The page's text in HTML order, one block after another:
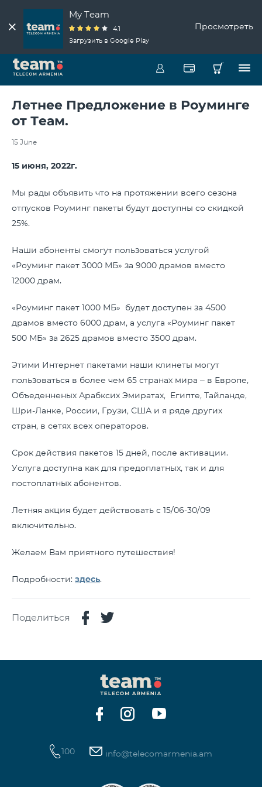
My Team
4.1
Загрузить в Google Play
Просмотреть
Летнее Предложение в Роуминге
от Теам.
15 June
15 июня, 2022г.
Мы рады объявить что на протяжении всего сезона
отпусков Роуминг пакеты будут доступны со скидкой
25%.
Наши абоненты смогут пользоваться услугой
«Роуминг пакет 3000 МБ» за 9000 драмов вместо
12000 драм.
«Роуминг пакет 1000 МБ» будет доступен за 4500
драмов вместо 6000 драм, а услуга «Роуминг пакет
500 МБ» за 2625 драмов вместо 3500 драм.
Этими Интернет пакетами наши клинеты могут
пользоваться в более чем 65 странах мира – в Европе,
Объеденненых Арабксих Эмиратах, Египте, Тайланде,
Шри-Ланке, России, Грузи, США и я ряде других
стран, в сетях всех операторов.
Срок действия пакетов 15 дней, после активации.
Услуга доступна как для предоплатных, так и для
постоплатных абонентов.
Летняя акция будет действовать с 15/06-30/09
включительно.
Желаем Вам приятного путешествия!
Подробности: здесь.
Поделиться
100 info@telecomarmenia.am